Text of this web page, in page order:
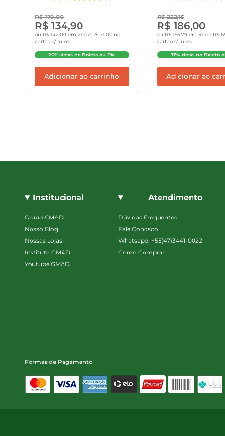
R$ 179,00
R$ 134,90
ou R$ 142,00 em 2x de R$ 71,00 no
cartão s/ juros
26% desc. no Boleto ou Pix
Adicionar ao carrinho
R$ 222,15
R$ 186,00
ou R$ 195,79 em 3x de R$
cartão s/ juros
17% desc. no Boleto
Adicionar ao
Institucional
Grupo GMAD
Nosso Blog
Nossas Lojas
Instituto GMAD
Youtube GMAD
Atendimento
Dúvidas Frequentes
Fale Conosco
Whatsapp: +55(47)3441-0022
Como Comprar
Formas de Pagamento